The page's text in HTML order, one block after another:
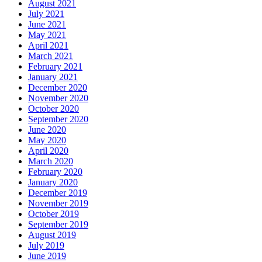
August 2021
July 2021
June 2021
May 2021
April 2021
March 2021
February 2021
January 2021
December 2020
November 2020
October 2020
September 2020
June 2020
May 2020
April 2020
March 2020
February 2020
January 2020
December 2019
November 2019
October 2019
September 2019
August 2019
July 2019
June 2019